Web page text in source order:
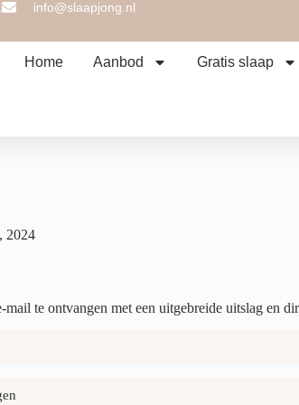
info@slaapjong.nl
Home Aanbod Gratis slaap
2024
te ontvangen met een uitgebreide uitslag en